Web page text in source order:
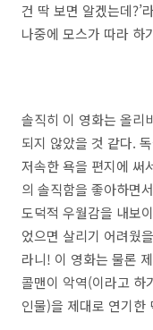
건 딱 보면 알겠는데?’
나중에 모스가 따라 하
솔직히 이 영화는 올리
되지 않았을 것 같다.
저속한 욕을 편지에 써
의 솔직함을 좋아하면
도덕적 우월감을 내보
었으면 살리기 어려웠
라니! 이 영화는 물론
콜맨이 악역(이라고 하
인물)을 제대로 연기한